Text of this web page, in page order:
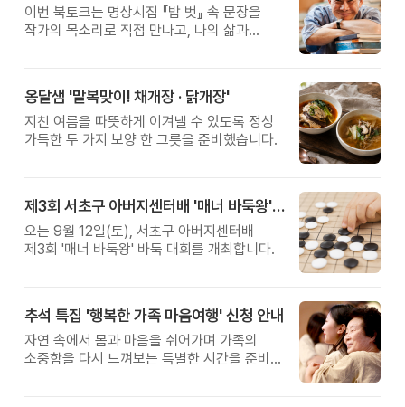
이번 북토크는 명상시집 『밥 벗』 속 문장을
작가의 목소리로 직접 만나고, 나의 삶과
옹달샘 '말복맞이! 채개장 · 닭개장'
지친 여름을 따뜻하게 이겨낼 수 있도록 정성
가득한 두 가지 보양 한 그릇을 준비했습니다.
제3회 서초구 아버지센터배 '매너 바둑왕' 대회
오는 9월 12일(토), 서초구 아버지센터배
제3회 '매너 바둑왕' 바둑 대회를 개최합니다.
추석 특집 '행복한 가족 마음여행' 신청 안내
자연 속에서 몸과 마음을 쉬어가며 가족의
소중함을 다시 느껴보는 특별한 시간을 준비해